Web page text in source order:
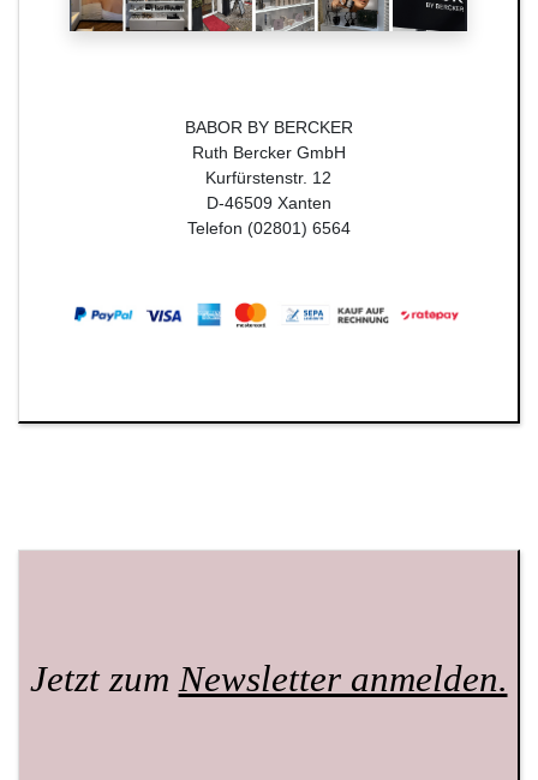
BABOR BY BERCKER
Ruth Bercker GmbH
Kurfürstenstr. 12
D-46509 Xanten
Telefon (02801) 6564
Jetzt zumNewsletter anmelden.